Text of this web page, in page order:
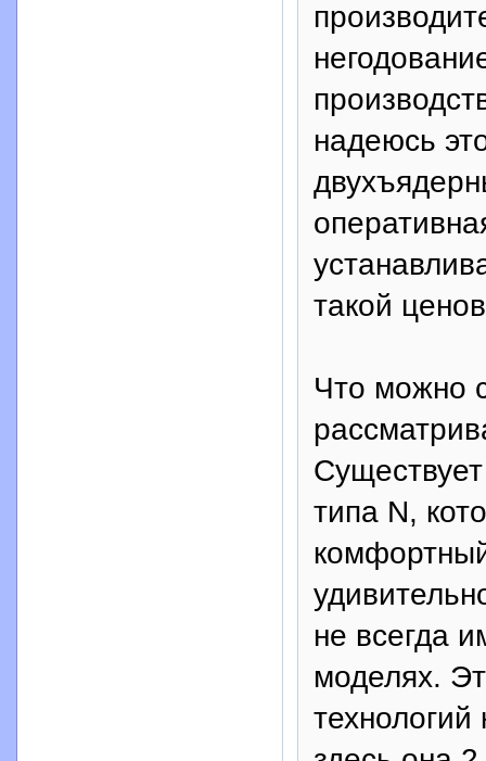
надеюсь
такой
Что можно
типа N,
не всегда
моделях.